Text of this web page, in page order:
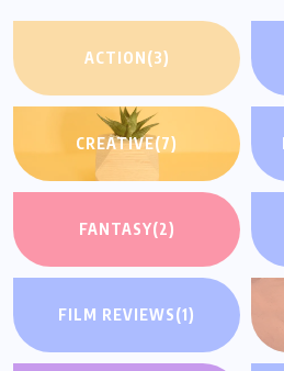
ACTION (3)
CREATIVE(7)
FANTASY(2)
FILM REVIEWS(1)